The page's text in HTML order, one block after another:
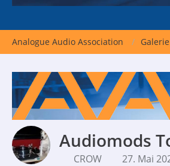
Analogue Audio Association Galerie
Audiomods
CROW 27. Mai